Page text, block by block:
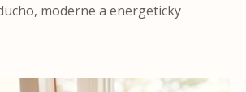
moderne a energeticky